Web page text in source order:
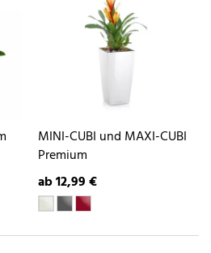
MINI-CUBI und MAXI-CUBI
Premium
ab 12,99 €